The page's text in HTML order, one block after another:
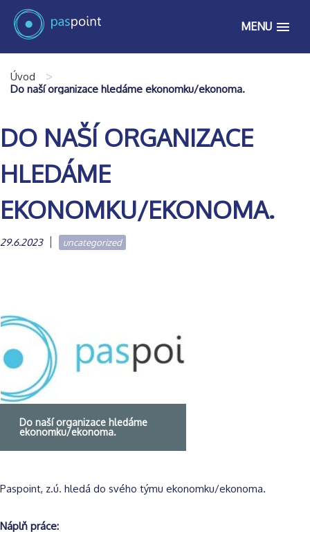
MENU
Úvod >
Do naší organizace hledáme ekonomku/ekonoma.
DO NAŠÍ ORGANIZACE
HLEDÁME
EKONOMKU/EKONOMA.
29.6.2023 uncategorized
Do naší organizace hledáme
ekonomku/ekonoma.
Paspoint, z.ú. hledá do svého týmu ekonomku/ekonoma.
Náplň práce: